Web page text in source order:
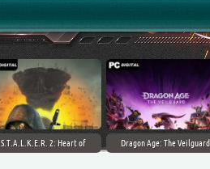
S.T.A.L.K.E.R. 2: Heart of
Dragon Age: The Veilguard